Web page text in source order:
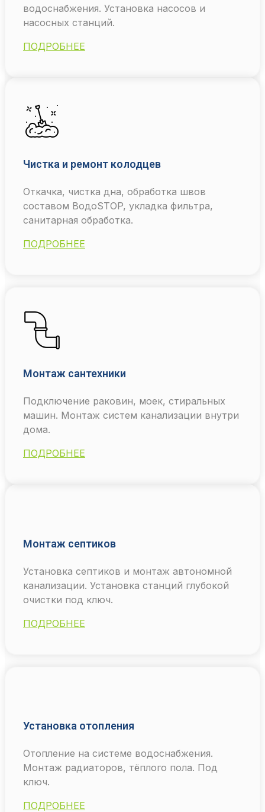
водоснабжения. Установка насосов и
насосных станций.
ПОДРОБНЕЕ
Чистка и ремонт колодцев
Откачка, чистка дна, обработка швов
составом ВодоSTOP, укладка фильтра,
санитарная обработка.
ПОДРОБНЕЕ
Монтаж сантехники
Подключение раковин, моек, стиральных
машин. Монтаж систем канализации внутри
дома.
ПОДРОБНЕЕ
Монтаж септиков
Установка септиков и монтаж автономной
канализации. Установка станций глубокой
очистки под ключ.
ПОДРОБНЕЕ
Установка отопления
Отопление на системе водоснабжения.
Монтаж радиаторов, тёплого пола. Под
ключ.
ПОДРОБНЕЕ